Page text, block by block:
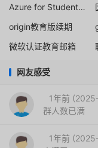
Azure for Students 申请注册
origin教育版续期
微软认证教育邮箱
网友感受
1年前
群人数已满
1年前